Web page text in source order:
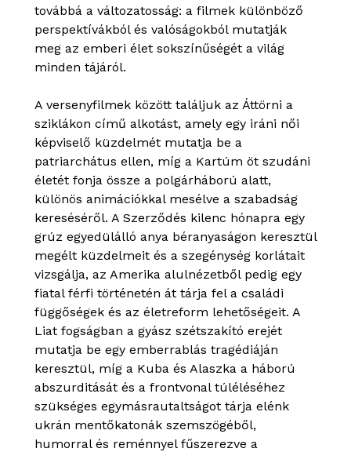
továbbá a változatosság: a filmek különböző
perspektívákból és valóságokból mutatják
meg az emberi élet sokszínűségét a világ
minden tájáról.
A versenyfilmek között találjuk az Áttörni a
sziklákon című alkotást, amely egy iráni női
képviselő küzdelmét mutatja be a
patriarchátus ellen, míg a Kartúm öt szudáni
életét fonja össze a polgárháború alatt,
különös animációkkal mesélve a szabadság
kereséséről. A Szerződés kilenc hónapra egy
grúz egyedülálló anya béranyaságon keresztül
megélt küzdelmeit és a szegénység korlátait
vizsgálja, az Amerika alulnézetből pedig egy
fiatal férfi történetén át tárja fel a családi
függőségek és az életreform lehetőségeit. A
Liat fogságban a gyász szétszakító erejét
mutatja be egy emberrablás tragédiáján
keresztül, míg a Kuba és Alaszka a háború
abszurditását és a frontvonal túléléséhez
szükséges egymásrautaltságot tárja elénk
ukrán mentőkatonák szemszögéből,
humorral és reménnyel fűszerezve a